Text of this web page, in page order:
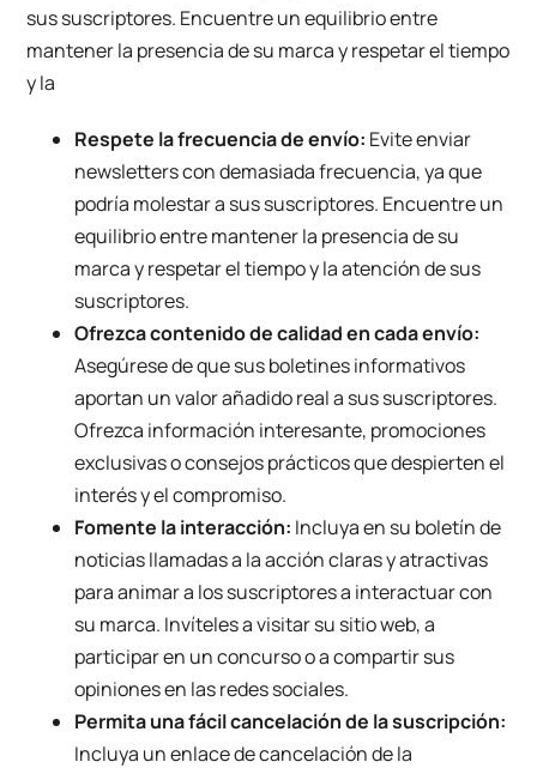
sus suscriptores. Encuentre un equilibrio entre
mantener la presencia de su marca y respetar el tiempo
y la
Respete la frecuencia de envío: Evite enviar
newsletters con demasiada frecuencia, ya que
podría molestar a sus suscriptores. Encuentre un
equilibrio entre mantener la presencia de su
marca y respetar el tiempo y la atención de sus
suscriptores.
Ofrezca contenido de calidad en cada envío:
Asegúrese de que sus boletines informativos
aportan un valor añadido real a sus suscriptores.
Ofrezca información interesante, promociones
exclusivas o consejos prácticos que despierten el
interés y el compromiso.
Fomente la interacción: Incluya en su boletín de
noticias llamadas a la acción claras y atractivas
para animar a los suscriptores a interactuar con
su marca. Invíteles a visitar su sitio web, a
participar en un concurso o a compartir sus
opiniones en las redes sociales.
Permita una fácil cancelación de la suscripción:
Incluya un enlace de cancelación de la